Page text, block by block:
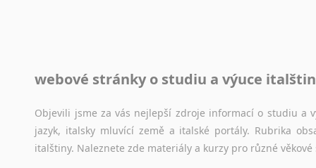
Jazykový korpus je elektronický soubor autentických
původního zdroje textu.
Ostatní pomůcky pro překladatele
webové stránky o studiu a výuce
Objevili jsme za vás nejlepší zdroje informací o studiu a
jazyk, italsky mluvící země a italské portály. Rubrika
italštiny. Naleznete zde materiály a kurzy pro různé věkové